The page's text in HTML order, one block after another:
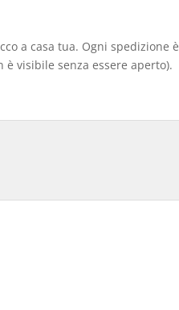
a casa tua. Ogni spedizione è
visibile senza essere aperto).